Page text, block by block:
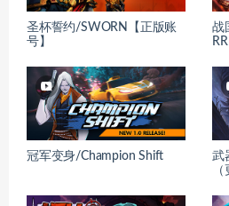
圣杯誓约/SWORN【正版账
号】
战
冠军变身/Champion Shift
武